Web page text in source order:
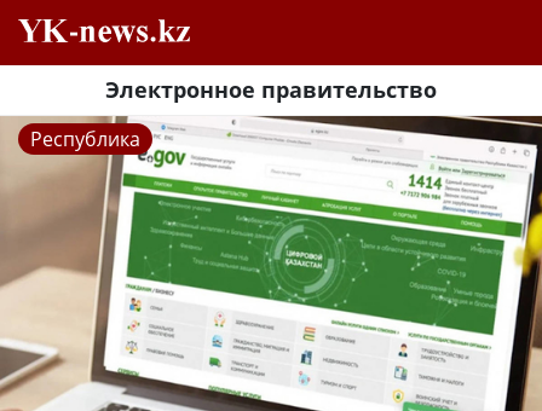
Электронное правительство
Республика